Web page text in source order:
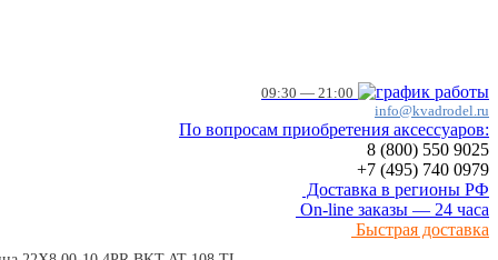
09:30 — 21:00
info@kvadrodel.ru
По вопросам приобретения аксессуаров:
8 (800) 550 9025
+7 (495) 740 0979
Доставка в регионы РФ
On-line заказы — 24 часа
Быстрая доставка